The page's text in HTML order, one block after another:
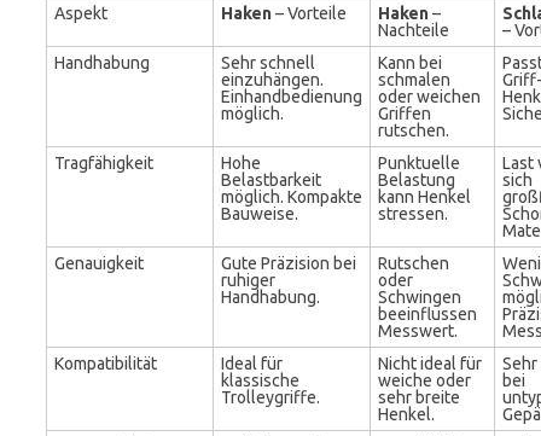
Aspekt
Haken– Vorteile Haken–
Nachteile
–
Handhabung
Sehr schnell
einzuhängen.
Einhandbedienung
möglich.
Kann bei
schmalen
oder weichen
Griffen
rutschen.
Tragfähigkeit
Hohe
Belastbarkeit
möglich. Kompakte
Bauweise.
Punktuelle
Belastung
kann Henkel
stressen.
Last
sich
Genauigkeit
Gute Präzision bei
ruhiger
Handhabung.
Rutschen
oder
Schwingen
beeinflussen
Messwert.
Kompatibilität
Ideal für
klassische
Trolleygriffe.
Nicht ideal für
weiche oder
sehr breite
Henkel.
bei